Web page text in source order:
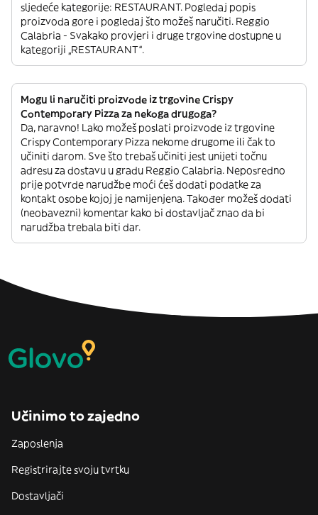
sljedeće kategorije: RESTAURANT. Pogledaj popis
proizvoda gore i pogledaj što možeš naručiti. Reggio
Calabria - Svakako provjeri i druge trgovine dostupne u
kategoriji „RESTAURANT“.
Mogu li naručiti proizvode iz trgovine Crispy
Contemporary Pizza za nekoga drugoga?
Da, naravno! Lako možeš poslati proizvode iz trgovine
Crispy Contemporary Pizza nekome drugome ili čak to
učiniti darom. Sve što trebaš učiniti jest unijeti točnu
adresu za dostavu u gradu Reggio Calabria. Neposredno
prije potvrde narudžbe moći ćeš dodati podatke za
kontakt osobe kojoj je namijenjena. Također možeš dodati
(neobavezni) komentar kako bi dostavljač znao da bi
narudžba trebala biti dar.
Učinimo to zajedno
Zaposlenja
Registrirajte svoju tvrtku
Dostavljači